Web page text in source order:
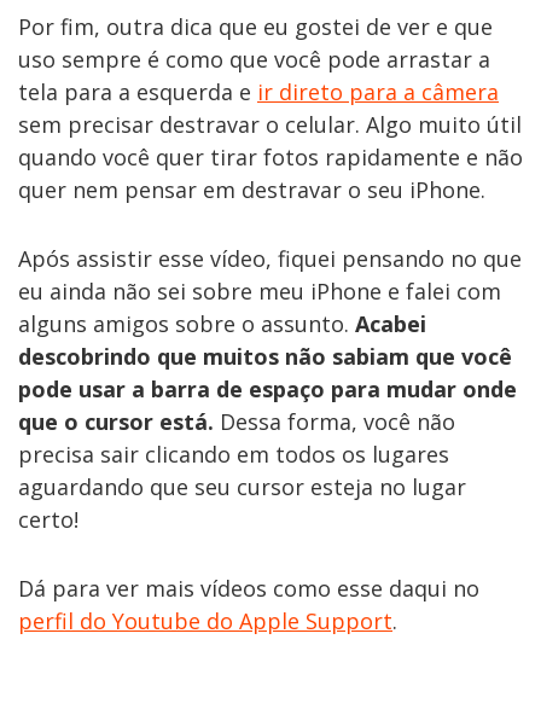
Por fim, outra dica que eu gostei de ver e que
uso sempre é como que você pode arrastar a
tela para a esquerda e ir direto para a câmera
sem precisar destravar o celular. Algo muito útil
quando você quer tirar fotos rapidamente e não
quer nem pensar em destravar o seu iPhone.
Após assistir esse vídeo, fiquei pensando no que
eu ainda não sei sobre meu iPhone e falei com
alguns amigos sobre o assunto. Acabei
descobrindo que muitos não sabiam que você
pode usar a barra de espaço para mudar onde
que o cursor está. Dessa forma, você não
precisa sair clicando em todos os lugares
aguardando que seu cursor esteja no lugar
certo!
Dá para ver mais vídeos como esse daqui no
perfil do Youtube do Apple Support.